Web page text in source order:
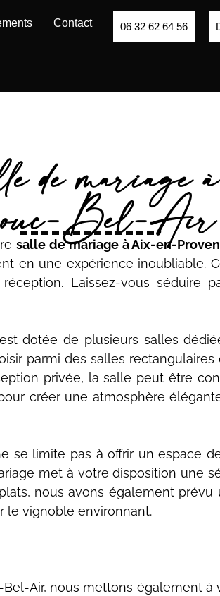
Contact 06 32 62 64 56
mariage
Bel-Air
salle de mariageà Aix-en-
en une expérience inoubliable.
Laissez-vous séduire
dotée de plusieurs salles
parmi des salles
privée, la salle peut être
créer une atmosphère
se limite pas à offrir un espace
met à votre disposition une
nous avons également
le vignoble environnant.
Air, nous mettons également